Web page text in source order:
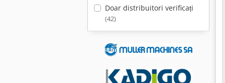
Doar distribuitori verificați
(42)